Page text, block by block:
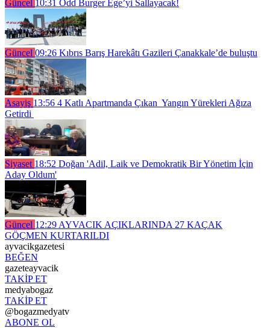
Güncel 10:31 Odd Burger Ege’yi Sallayacak!
Güncel 09:26 Kıbrıs Barış Harekâtı Gazileri Çanakkale’de buluştu
Asayiş 13:56 4 Katlı Apartmanda Çıkan Yangın Yürekleri Ağıza
Getirdi
Siyaset 18:52 Doğan 'Adil, Laik ve Demokratik Bir Yönetim İçin
Aday Oldum'
Güncel 12:29 AYVACIK AÇIKLARINDA 27 KAÇAK
GÖÇMEN KURTARILDI
ayvacikgazetesi
BEĞEN
gazeteayvacik
TAKİP ET
medyabogaz
TAKİP ET
@bogazmedyatv
ABONE OL